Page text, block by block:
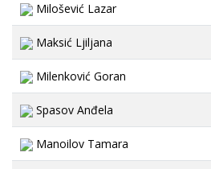
Milošević Lazar
Maksić Ljiljana
Milenković Goran
Spasov Anđela
Manoilov Tamara